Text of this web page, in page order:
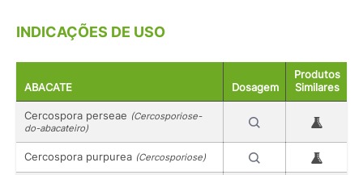
INDICAÇÕES DE USO
ABACATE Dosagem
Produtos
Similares
Cercospora perseae (Cercosporiose-
do-abacateiro)
Cercospora purpurea (Cercosporiose)